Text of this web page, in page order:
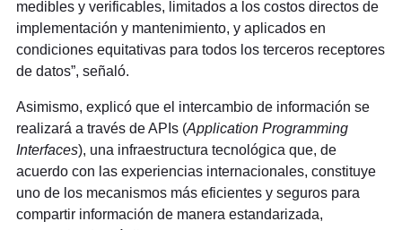
medibles y verificables, limitados a los costos directos de
implementación y mantenimiento, y aplicados en
condiciones equitativas para todos los terceros receptores
de datos”, señaló.
Asimismo, explicó que el intercambio de información se
realizará a través de APIs (Application Programming
Interfaces), una infraestructura tecnológica que, de
acuerdo con las experiencias internacionales, constituye
uno de los mecanismos más eficientes y seguros para
compartir información de manera estandarizada,